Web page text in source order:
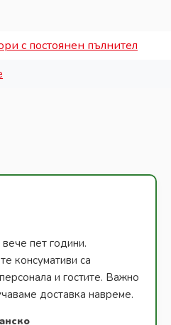
с постоянен пълнител
пет години.
консумативи са
и гостите. Важно
доставка навреме.